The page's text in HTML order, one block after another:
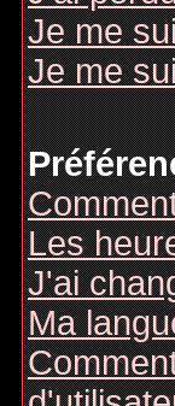
Je me
Je me
Les
J'ai
Ma